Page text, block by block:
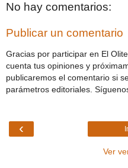
No hay comentarios:
Publicar un comentario
Gracias por participar en El
cuenta tus opiniones y
publicaremos el comentario si
parámetros editoriales.
‹
Ver